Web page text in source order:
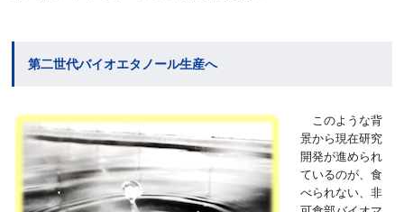
第二世代バイオエタノール生産へ
このような背
景から現在研究
開発が進められ
ているのが、食
べられない、非